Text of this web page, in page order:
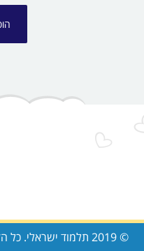
© 2019 תלמוד ישראלי. כל הזכויות שמורות.